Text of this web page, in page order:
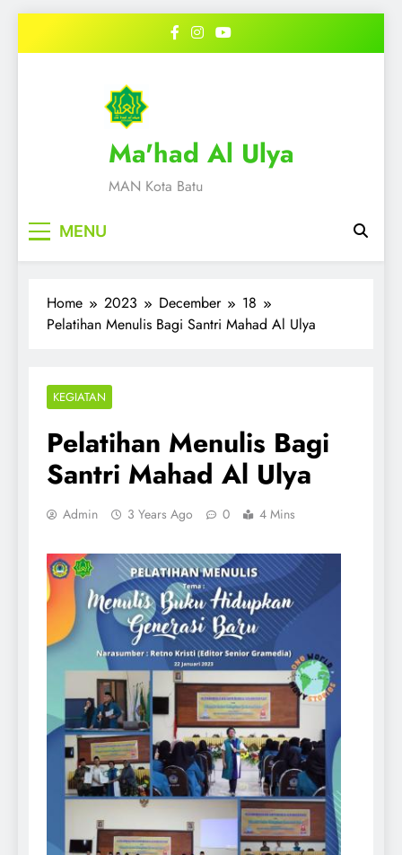
Ma'had Al Ulya
MAN Kota Batu
MENU
Home 2023 December
18
Pelatihan Menulis Bagi Santri Mahad Al Ulya
KEGIATAN
Pelatihan Menulis Bagi
Santri Mahad Al Ulya
Admin 3 Years Ago 0 4 Mins